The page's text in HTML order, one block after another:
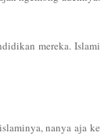
mereka. Islami
nanya aja ke